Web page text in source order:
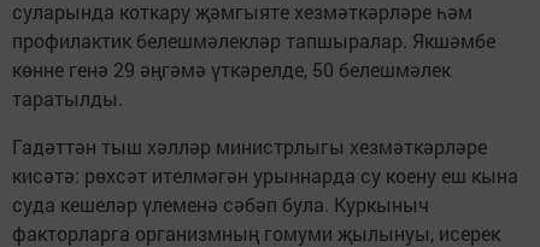
суларында коткару җәмгыяте хезмәткәрләре һәм
профилактик белешмәлекләр тапшыралар. Якшәмбе
көнне генә 29 әңгәмә үткәрелде, 50 белешмәлек
таратылды.
Гадәттән тыш хәлләр министрлыгы хезмәткәрләре
кисәтә: рөхсәт ителмәгән урыннарда су коену еш кына
суда кешеләр үлеменә сәбәп була. Куркыныч
факторларга организмның гомуми җылынуы, исерек